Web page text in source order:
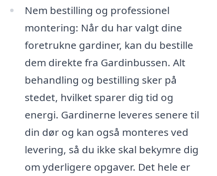
Nem bestilling og professionel
montering: Når du har valgt dine
foretrukne gardiner, kan du bestille
dem direkte fra Gardinbussen. Alt
behandling og bestilling sker på
stedet, hvilket sparer dig tid og
energi. Gardinerne leveres senere til
din dør og kan også monteres ved
levering, så du ikke skal bekymre dig
om yderligere opgaver. Det hele er